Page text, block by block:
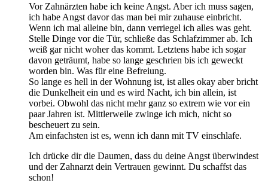
Vor Zahnärzten habe ich keine Angst. Aber ich muss sagen,
ich habe Angst davor das man bei mir zuhause einbricht.
Wenn ich mal alleine bin, dann verriegel ich alles was geht.
Stelle Dinge vor die Tür, schließe das Schlafzimmer ab. Ich
weiß gar nicht woher das kommt. Letztens habe ich sogar
davon geträumt, habe so lange geschrien bis ich geweckt
worden bin. Was für eine Befreiung.
So lange es hell in der Wohnung ist, ist alles okay aber bricht
die Dunkelheit ein und es wird Nacht, ich bin allein, ist
vorbei. Obwohl das nicht mehr ganz so extrem wie vor ein
paar Jahren ist. Mittlerweile zwinge ich mich, nicht so
bescheuert zu sein.
Am einfachsten ist es, wenn ich dann mit TV einschlafe.
Ich drücke dir die Daumen, dass du deine Angst überwindest
und der Zahnarzt dein Vertrauen gewinnt. Du schaffst das
schon!